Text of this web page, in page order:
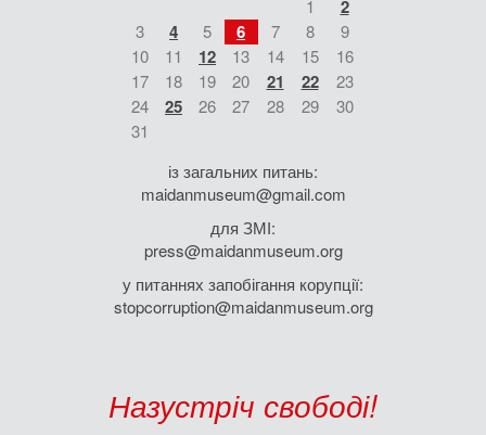
1 2
3 4 5 6 7 8
9
10
11 12 13 14 15
16
17
18 19 20 21 22
23
24
25 26 27 28 29
30
31
із загальних питань:
maidanmuseum@gmail.com
для ЗМІ:
press@maidanmuseum.org
у питаннях запобігання корупції:
stopcorruption@maidanmuseum.org
Назустріч свободі!